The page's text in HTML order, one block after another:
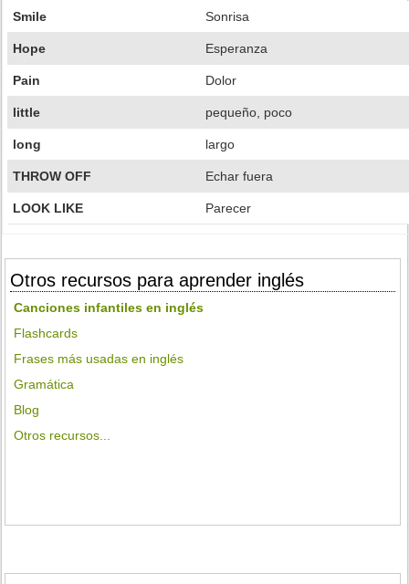
Smile Sonrisa
Hope Esperanza
Pain Dolor
little pequeño, poco
long largo
THROW OFF Echar fuera
LOOK LIKE Parecer
Otros recursos para aprender inglés
Canciones infantiles en inglés
Flashcards
Frases más usadas en inglés
Gramática
Blog
Otros recursos...